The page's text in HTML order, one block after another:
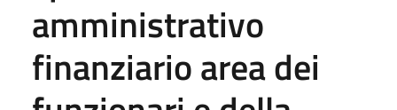
amministrativo
finanziario area dei